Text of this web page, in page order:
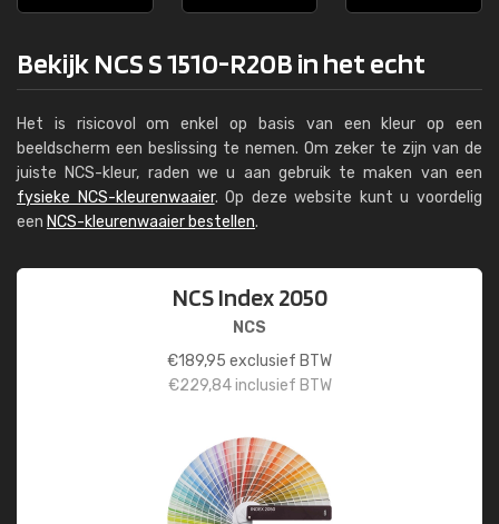
Bekijk NCS S 1510-R20B in het echt
Het is risicovol om enkel op basis van een kleur op een
beeldscherm een beslissing te nemen. Om zeker te zijn van de
juiste NCS-kleur, raden we u aan gebruik te maken van een
fysieke NCS-kleurenwaaier. Op deze website kunt u voordelig
een NCS-kleurenwaaier bestellen.
NCS Index 2050
NCS
€189,95 exclusief BTW
€229,84inclusief BTW